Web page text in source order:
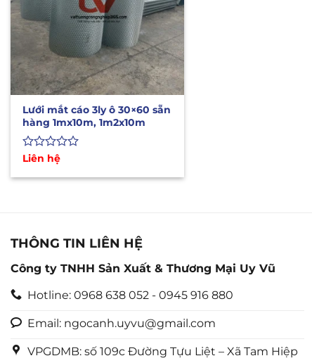
Lưới mắt cáo 3ly ô 30×60 sẵn
hàng 1mx10m, 1m2x10m
Được
hạng
Liên hệ
THÔNG TIN LIÊN HỆ
Công ty TNHH Sản Xuất & Thương Mại Uy Vũ
Hotline: 0968 638 052 - 0945 916 880
Email: ngocanh.uyvu@gmail.com
VPGDMB: số 109c Đường Tựu Liệt – Xã Tam Hiệp